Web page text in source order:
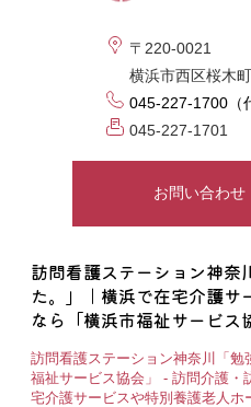
〒220-0021
横浜市西区桜木
045-227-1700（
045-227-1701
お問い合わせ
訪問看護ステーション神奈
た。」｜横浜で在宅介護サ
なら「横浜市福祉サービス
訪問看護ステーション神奈川「
福祉サービス協会」 - 訪問介護・
宅介護サービスや特別養護老人